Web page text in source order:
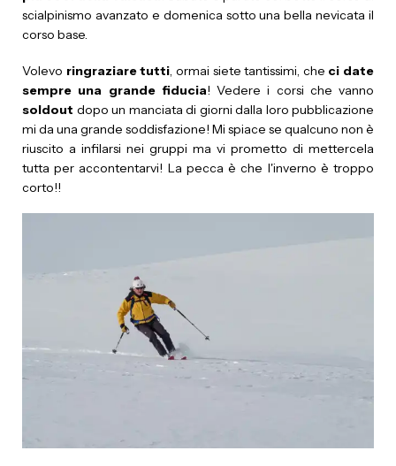
scialpinismo avanzato e domenica sotto una bella nevicata il
corso base.
Volevo ringraziare tutti, ormai siete tantissimi, che ci date
sempre una grande fiducia! Vedere i corsi che vanno
soldout dopo un manciata di giorni dalla loro pubblicazione
mi da una grande soddisfazione! Mi spiace se qualcuno non è
riuscito a infilarsi nei gruppi ma vi prometto di mettercela
tutta per accontentarvi! La pecca è che l'inverno è troppo
corto!!